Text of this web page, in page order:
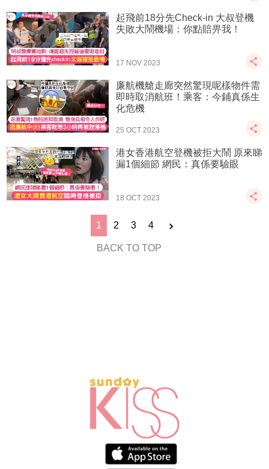
起飛前18分先Check-in 大叔登機
失敗大鬧機場：你點賠畀我！
17 NOV 2023
廉航機艙走廊突然驚現呢樣物件需
即時取消航班！乘客：今鋪真係生
化危機
25 OCT 2023
港女香港航空登機被拒大鬧 原來睇
漏1個細節 網民：真係要驗眼
18 OCT 2023
1 2 3 4
BACK TO TOP